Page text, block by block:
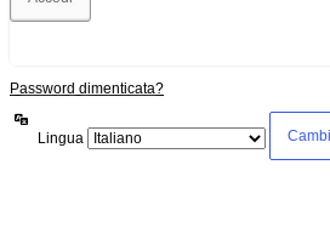
Password dimenticata?
Lingua